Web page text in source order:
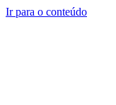
Ir para o conteúdo